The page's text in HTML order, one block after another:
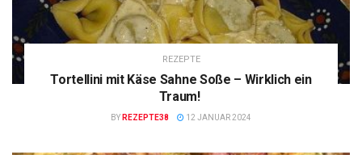
REZEPTE
Tortellini mit Käse Sahne Soße – Wirklich ein
Traum!
BY REZEPTE38 12 JANUAR 2024